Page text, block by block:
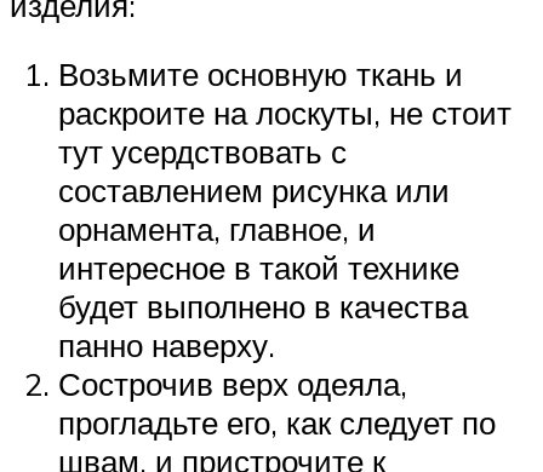
Возьмите основную ткань и
раскроите на лоскуты, не стоит
тут усердствовать с
составлением рисунка или
орнамента, главное, и
интересное в такой технике
будет выполнено в качества
панно наверху.
Сострочив верх одеяла,
прогладьте его, как следует по
швам, и пристрочите к